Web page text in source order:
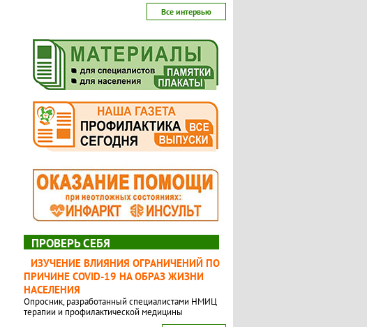
Все интервью
ПРОВЕРЬ СЕБЯ
ИЗУЧЕНИЕ ВЛИЯНИЯ ОГРАНИЧЕНИЙ ПО
ПРИЧИНЕ COVID-19 НА ОБРАЗ ЖИЗНИ
НАСЕЛЕНИЯ
Опросник, разработанный специалистами НМИЦ
терапии и профилактической медицины